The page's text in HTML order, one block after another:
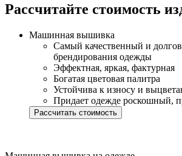
Рассчитайте стоимость
Машинная вышивка
Самый качественный и
брендирования одежды
Эффектная, яркая, фактурная
Богатая цветовая палитра
Устойчива к износу и
Придает одежде роскошный,
Рассчитать стоимость